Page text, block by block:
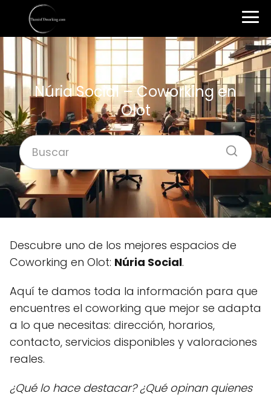
Núria Social – Coworking en
Olot
Descubre uno de los mejores espacios de
Coworking en Olot: Núria Social.
Aquí te damos toda la información para que
encuentres el coworking que mejor se adapta
a lo que necesitas: dirección, horarios,
contacto, servicios disponibles y valoraciones
reales.
¿Qué lo hace destacar? ¿Qué opinan quienes